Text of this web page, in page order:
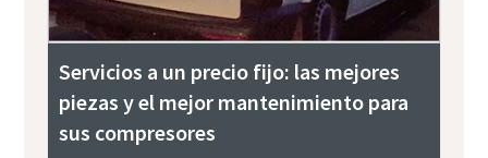
Servicios a un precio fijo: las mejores
piezas y el mejor mantenimiento para
sus compresores